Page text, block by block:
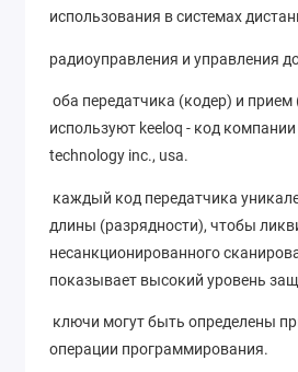
использования в системах
радиоуправления и управления
оба передатчика (кодер) и прием
используют keeloq - код
technology inc., usa.
каждый код передатчика
длины (разрядности), чтобы
несанкционированного
показывает высокий уровень
ключи могут быть определены
операции программирования.